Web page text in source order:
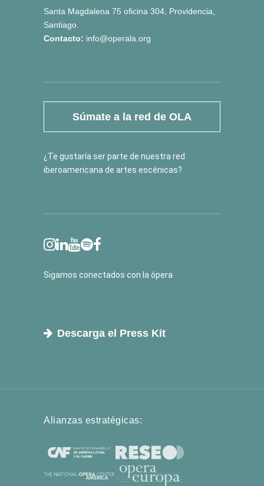
Santa Magdalena 75 oficina 304, Providencia,
Santiago.
Contacto: info@operala.org
Súmate a la red de OLA
¿Te gustaría ser parte de nuestra red
iberoamericana de artes escénicas?
Sigamos conectados con la ópera
Descarga el Press Kit
Alianzas estratégicas: